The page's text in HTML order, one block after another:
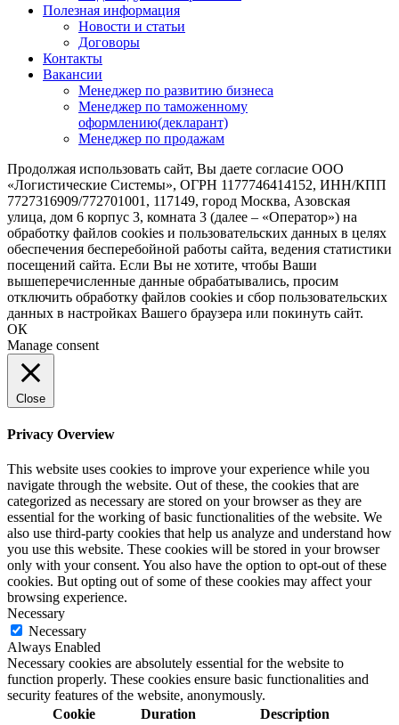
Полезная информация
Новости и статьи
Договоры
Контакты
Вакансии
Менеджер по развитию бизнеса
Менеджер по таможенному
оформлению(декларант)
Менеджер по продажам
Продолжая использовать сайт, Вы даете согласие ООО
«Логистические Системы», ОГРН 1177746414152, ИНН/КПП
7727316909/772701001, 117149, город Москва, Азовская
улица, дом 6 корпус 3, комната 3 (далее – «Оператор») на
обработку файлов cookies и пользовательских данных в целях
обеспечения бесперебойной работы сайта, ведения статистики
посещений сайта. Если Вы не хотите, чтобы Ваши
вышеперечисленные данные обрабатывались, просим
отключить обработку файлов cookies и сбор пользовательских
данных в настройках Вашего браузера или покинуть сайт.
ОК
Manage consent
Close
Privacy Overview
This website uses cookies to improve your experience while you
navigate through the website. Out of these, the cookies that are
categorized as necessary are stored on your browser as they are
essential for the working of basic functionalities of the website. We
also use third-party cookies that help us analyze and understand how
you use this website. These cookies will be stored in your browser
only with your consent. You also have the option to opt-out of these
cookies. But opting out of some of these cookies may affect your
browsing experience.
Necessary
Necessary
Always Enabled
Necessary cookies are absolutely essential for the website to
function properly. These cookies ensure basic functionalities and
security features of the website, anonymously.
Cookie
Duration Description